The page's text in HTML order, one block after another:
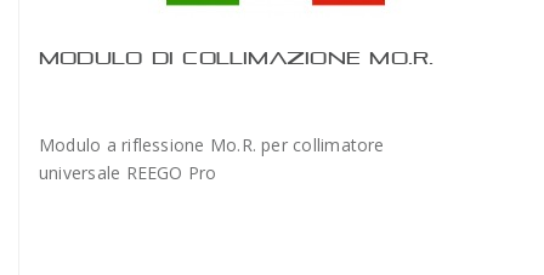
MODULO DI COLLIMAZIONE MO.R.
Modulo a riflessione Mo.R. per collimatore
universale REEGO Pro